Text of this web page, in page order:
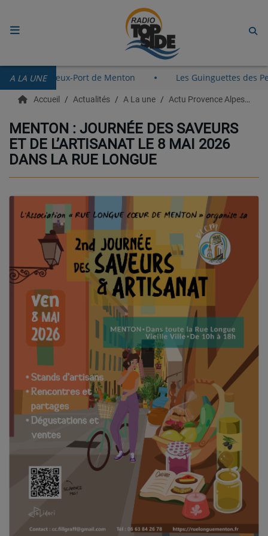
A LA UNE
le 8 août au Vieux-Port de Menton Les Guinguettes
RADIO
ECOUTER
RECHERCHE DE TITRES
EMISSIONS
LIVE DJ
EQUIPES
CONTACT
Team Building Radio
CÔTE D'AZUR
EVÉNEMENTS
CIRCULATION EN TEMPS RÉEL
SPORT
SANTÉ
Accueil Actualités A La une Actu Provence Alpes Côte d'azur
MENTON : JOURNÉE DES SAVEURS
ET DE L’ARTISANAT LE 8 MAI 2026
DANS LA RUE LONGUE